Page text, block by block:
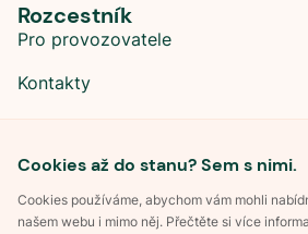
Cookies až do stanu? Sem s nimi.
Cookies používáme, abychom vám mohli
našem webu i mimo něj. Přečtěte si více
Rozcestník
Pro provozovatele
Kontakty